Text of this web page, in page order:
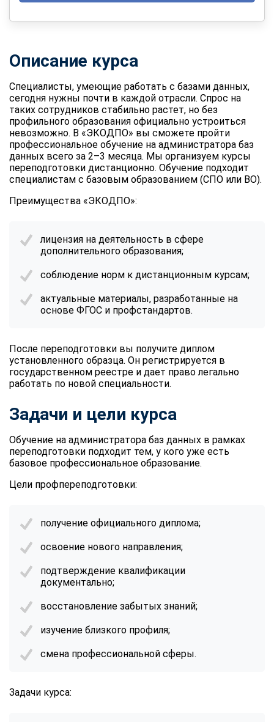
Описание курса
Специалисты, умеющие работать с базами данных,
сегодня нужны почти в каждой отрасли. Спрос на
таких сотрудников стабильно растет, но без
профильного образования официально устроиться
невозможно. В «ЭКОДПО» вы сможете пройти
профессиональное обучение на администратора баз
данных всего за 2–3 месяца. Мы организуем курсы
переподготовки дистанционно. Обучение подходит
специалистам с базовым образованием (СПО или ВО).
Преимущества «ЭКОДПО»:
лицензия на деятельность в сфере
дополнительного образования;
соблюдение норм к дистанционным курсам;
актуальные материалы, разработанные на
основе ФГОС и профстандартов.
После переподготовки вы получите диплом
установленного образца. Он регистрируется в
государственном реестре и дает право легально
работать по новой специальности.
Задачи и цели курса
Обучение на администратора баз данных в рамках
переподготовки подходит тем, у кого уже есть
базовое профессиональное образование.
Цели профпереподготовки:
получение официального диплома;
освоение нового направления;
подтверждение квалификации
документально;
восстановление забытых знаний;
изучение близкого профиля;
смена профессиональной сферы.
Задачи курса: